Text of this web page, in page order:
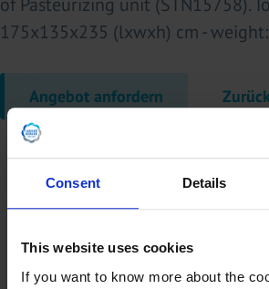
Consent Details
This website uses cookies
If you want to know more about the
of Pasteurizing unit (STN15758).
175x135x235 (lxwxh) cm -
Angebot anfordern